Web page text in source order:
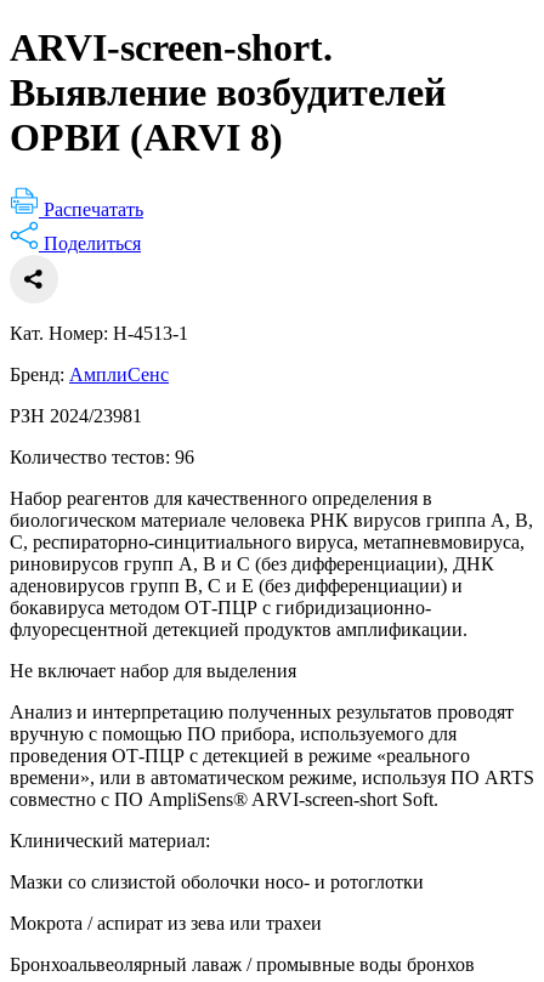
ARVI-screen-short.
Выявление возбудителей
ОРВИ (ARVI 8)
Распечатать
Поделиться
Кат. Номер: H-4513-1
Бренд: АмплиСенс
РЗН 2024/23981
Количество тестов: 96
Набор реагентов для качественного определения в
биологическом материале человека РНК вирусов гриппа А, В,
С, респираторно-синцитиального вируса, метапневмовируса,
риновирусов групп А, В и С (без дифференциации), ДНК
аденовирусов групп B, C и E (без дифференциации) и
бокавируса методом ОТ-ПЦР с гибридизационно-
флуоресцентной детекцией продуктов амплификации.
Не включает набор для выделения
Анализ и интерпретацию полученных результатов проводят
вручную с помощью ПО прибора, используемого для
проведения ОТ-ПЦР c детекцией в режиме «реального
времени», или в автоматическом режиме, используя ПО ARTS
совместно с ПО AmpliSens® ARVI-screen-short Soft.
Клинический материал:
Мазки со слизистой оболочки носо- и ротоглотки
Мокрота / аспират из зева или трахеи
Бронхоальвеолярный лаваж / промывные воды бронхов